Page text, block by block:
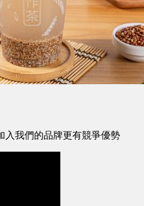
入我們的品牌更有競爭優勢